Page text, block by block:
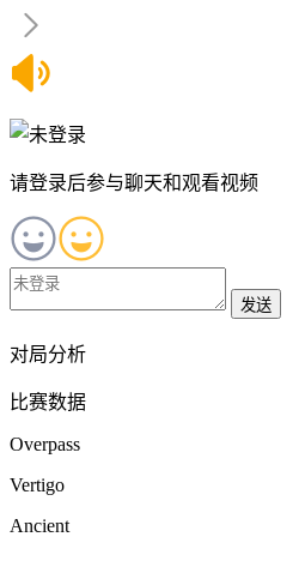
请登录后参与聊天和观看视频
发送
对局分析
比赛数据
Overpass
Vertigo
Ancient